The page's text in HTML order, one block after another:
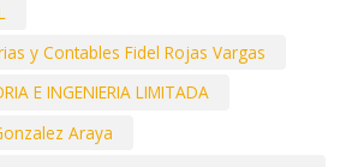
y Contables Fidel Rojas Vargas
E INGENIERIA LIMITADA
Araya